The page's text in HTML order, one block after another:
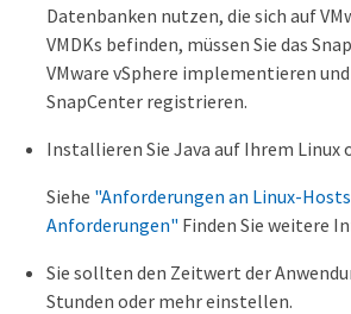
Datenbanken nutzen, die sich auf
VMDKs befinden, müssen Sie das
VMware vSphere implementieren
SnapCenter registrieren.
Installieren Sie Java auf Ihrem Linux
Siehe "Anforderungen an Linux-
Anforderungen" Finden Sie weitere
Sie sollten den Zeitwert der
Stunden oder mehr einstellen.